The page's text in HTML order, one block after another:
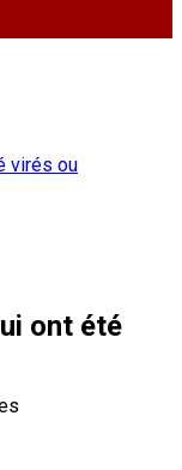
virés ou
ont été